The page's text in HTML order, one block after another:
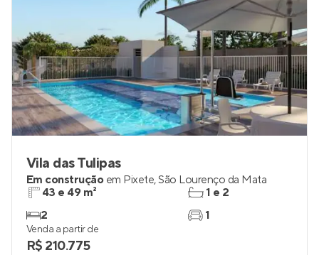
Vila das Tulipas
Em construção em Pixete,São Lourenço da Mata
43 e 49 m²
2
1 e 2
1
Venda a partir de
R$ 210.775